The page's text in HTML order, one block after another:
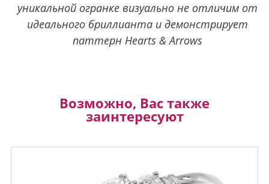
уникальной огранке визуально не отличим от
идеального бриллианта и демонстрирует
паттерн Hearts & Arrows
Возможно, Вас также
заинтересуют